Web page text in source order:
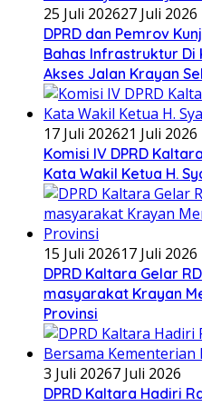
25 Juli 202627 Juli 2026
DPRD dan Pemrov
Bahas Infrastruktur Di
Akses Jalan Krayan
17 Juli 202621 Juli 2026
Komisi IV DPRD
Kata Wakil Ketua H.
15 Juli 202617 Juli 2026
DPRD Kaltara Gelar
masyarakat Krayan
Provinsi
3 Juli 20267 Juli 2026
DPRD Kaltara Hadiri